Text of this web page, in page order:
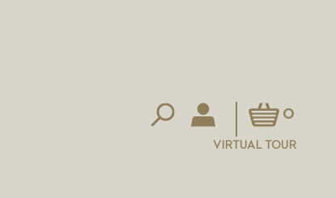
Mein Warenkorb
0
VIRTUAL TOUR